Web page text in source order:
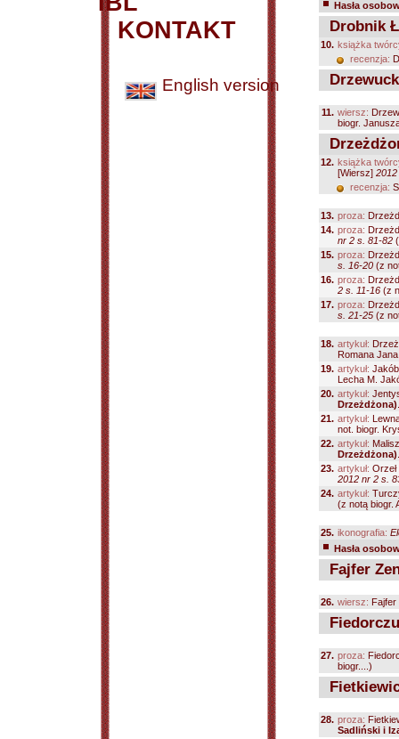
KONTAKT
English version
Hasła
Drobnik
10. książka
recenzja:
11. wiersz:
biogr.
12. książka
[Wiersz] 2012
recenzja:
13. proza:
14. proza:
nr 2 s. 81-82
15. proza:
s. 16-20 (z
16. proza:
2 s. 11-16 (z
17. proza:
s. 21-25 (z
18. artykuł:
Romana
19. artykuł:
Lecha M.
20. artykuł:
Drzeżdżona)
21. artykuł:
not. biogr.
22. artykuł:
Drzeżdżona)
23. artykuł:
2012 nr 2 s.
24. artykuł:
(z notą biogr.
25. ikonografia:
Hasła
Fajfer
26. wiersz:
27. proza:
biogr....)
28. proza:
Sadliński i